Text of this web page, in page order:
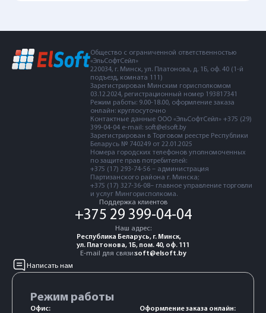
Общество с ограниченной ответственностью
«ЭльСофтСейл»
220034, г. Минск, ул. Платонова, д. 1Б, оф. 40 (1-й
подъезд, комната 111)
Зарегистрирован Минским горисполкомом
03.12.2024, регистрационный номер 193817341
Режим работы: 9.00-18.00, оформление заказа
онлайн: круглосуточно
Контактные данные ООО «ЭльСофтСейл» +375 (29)
399-04-04 e-mail: soft@elsoft.by
Зарегистрирован в Торговом реестре Республики
Беларусь № 740249 от 22.01.2025
Номера городских телефонов уполномоченных
по защите прав потребителей:
+375 (17) 293-74-56 – администрация
Партизанского района г. Минска;
+375 (17) 327-36-08– главное управление торговли
и услуг Мингорисполкома.
Поддержка клиентов
+375 29 399-04-04
Наш адрес:
Республика Беларусь, г. Минск,
ул. Платонова, 1Б, пом. 40, оф. 111
E-mail для связи:soft@elsoft.by
Написать нам
Режим работы
Офис:
Оформление заказа онлайн: